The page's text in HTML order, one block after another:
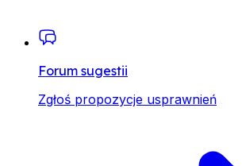
Forum sugestii
Zgłoś propozycje usprawnień